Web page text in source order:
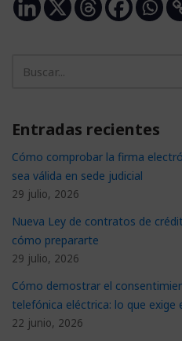
Entradas recientes
Cómo comprobar la firma
sea válida en sede judicial
29 julio, 2026
Nueva Ley de contratos de
cómo prepararte
29 julio, 2026
Cómo demostrar el
telefónica eléctrica: lo que exige
22 junio, 2026